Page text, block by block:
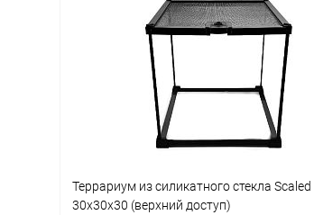
Купить в 1 клик Сравнение
В избранное В наличии
Террариум из силикатного стекла Scaled
30x30x30 (верхний доступ)